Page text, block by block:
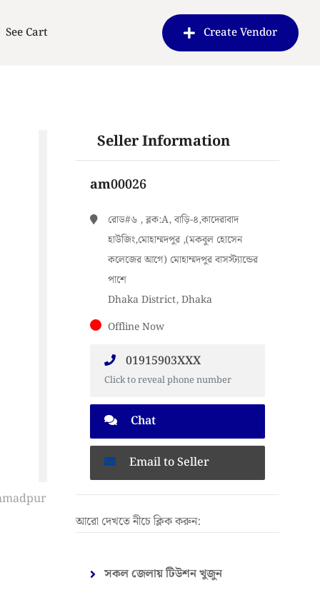
See Cart Create Vendor
Seller Information
am00026
রোড#৬ , ব্লক:A, বাড়ি-৪,কাদেরাবাদ
হাউজিং,মোহাম্মদপুর ,(মকবুল হোসেন
কলেজের আগে) মোহাম্মদপুর বাসস্ট্যান্ডের
পাশে
Dhaka District, Dhaka
Offline Now
01915903XXX
Click to reveal phone number
Chat
Email to Seller
আরো দেখতে নীচে ক্লিক করুন:
সকল জেলায় টিউশন খুজুন